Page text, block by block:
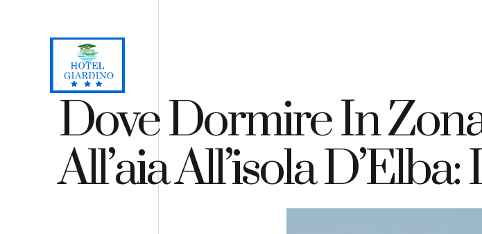
Dove Dormire In
All’aia All’isola